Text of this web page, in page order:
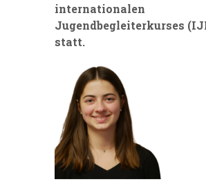
internationalen
Jugendbegleiterkurses
statt.